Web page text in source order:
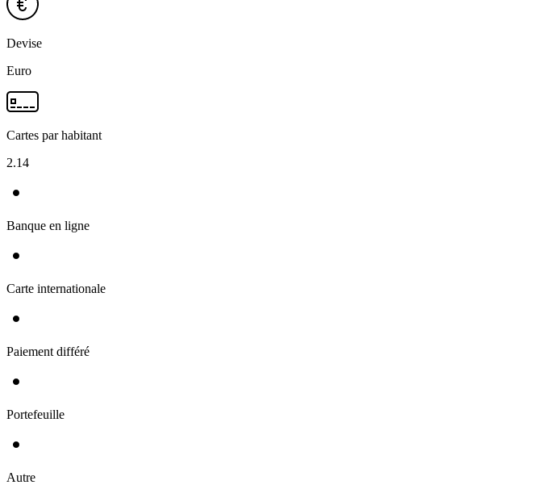
Devise
Euro
Cartes par habitant
2.14
Banque en ligne
Carte internationale
Paiement différé
Portefeuille
Autre